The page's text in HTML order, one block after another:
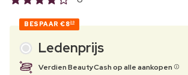
BESPAAR €820
Ledenprijs
Verdien BeautyCash op alle aankopen